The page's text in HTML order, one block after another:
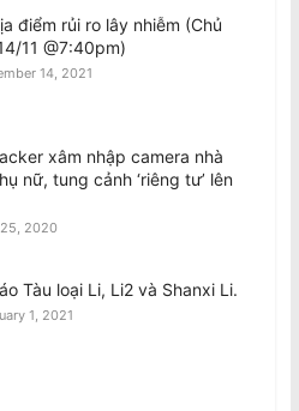
Nhà Nước CSVN Tô Lâm
Châu
7, 2026
Đảng Cộng Sản Việt Nam
6, 2026
điểm rủi ro lây nhiễm (Chủ
11 @7:40pm)
14, 2021
xâm nhập camera nhà
nữ, tung cảnh ‘riêng tư’ lên
2020
Tàu loại Li, Li2 và Shanxi Li.
1, 2021